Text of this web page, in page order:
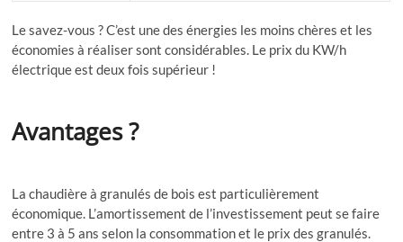
Le savez-vous ? C’est une des énergies les moins chères et les
économies à réaliser sont considérables. Le prix du KW/h
électrique est deux fois supérieur !
Avantages ?
La chaudière à granulés de bois est particulièrement
économique. L’amortissement de l’investissement peut se faire
entre 3 à 5 ans selon la consommation et le prix des granulés.